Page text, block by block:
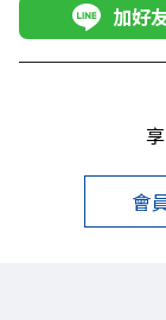
加好
會